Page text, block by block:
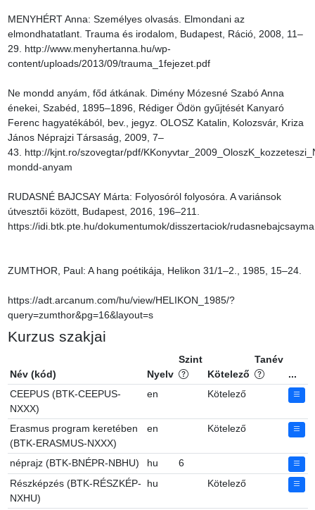
MENYHÉRT Anna: Személyes olvasás. Elmondani az
elmondhatatlant. Trauma és irodalom, Budapest, Ráció, 2008, 11–
29. http://www.menyhertanna.hu/wp-
content/uploads/2013/09/trauma_1fejezet.pdf
Ne mondd anyám, főd átkának. Dimény Mózesné Szabó Anna
énekei, Szabéd, 1895–1896, Rédiger Ödön gyűjtését Kanyaró
Ferenc hagyatékából, bev., jegyz. OLOSZ Katalin, Kolozsvár, Kriza
János Néprajzi Társaság, 2009, 7–
43. http://kjnt.ro/szovegtar/pdf/
mondd-anyam
RUDASNÉ BAJCSAY Márta: Folyosóról folyosóra. A variánsok
útvesztői között, Budapest, 2016, 196–211.
https://idi.btk.pte.hu/dokumentumok/disszertaciok/
ZUMTHOR, Paul: A hang poétikája, Helikon 31/1–2., 1985, 15–24.
https://adt.arcanum.com/hu/view/HELIKON_1985/?
query=zumthor&pg=16&layout=s
Kurzus szakjai
Név (kód) Nyelv
Szint
Kötelező
Tanév
...
CEEPUS (BTK-CEEPUS-
NXXX)
en Kötelező
Erasmus program keretében
(BTK-ERASMUS-NXXX)
en Kötelező
néprajz (BTK-BNÉPR-NBHU) hu
6
Részképzés (BTK-RÉSZKÉP-
NXHU)
hu Kötelező